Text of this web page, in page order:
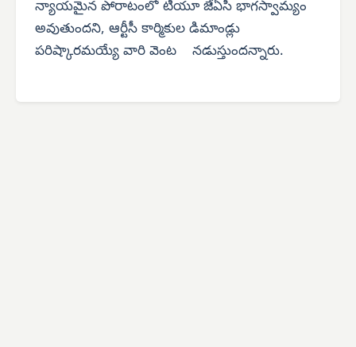
న్యాయమైన పోరాటంలో టీయూ జేఏసీ భాగస్వామ్యం
అవుతుందని, ఆర్టీసీ కార్మికుల డిమాండ్లు
పరిష్కారమయ్యే వారి వెంట నడుస్తుందన్నారు.